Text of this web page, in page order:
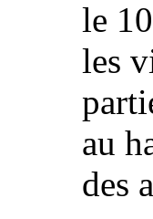
le
les
au
des